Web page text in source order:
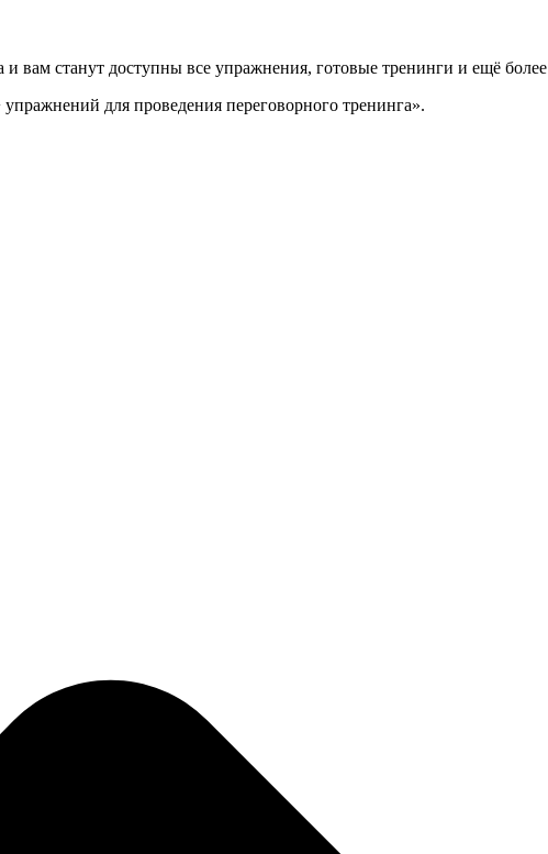
и вам станут доступны все упражнения, готовые тренинги и ещё
для проведения переговорного тренинга».